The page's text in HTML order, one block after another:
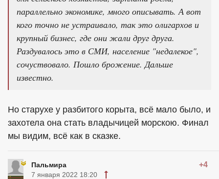
параллельно экономике, много описывать. А вот
кого точно не устраивало, так это олигархов и
крупный бизнес, где они жали друг друга.
Раздувалось это в СМИ, население "недалекое",
сочуствовало. Пошло брожение. Дальше
известно.
Но старухе у разбитого корыта, всё мало было, и
захотела она стать владычицей морскою. Финал
мы видим, всё как в сказке.
Пальмира +4
7 января 2022 18:20